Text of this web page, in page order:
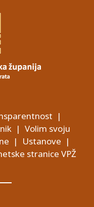
|
| Volim svoju
| Ustanove |
stranice VPŽ